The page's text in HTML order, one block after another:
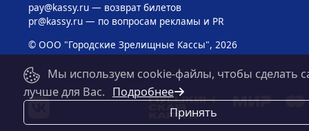
pay@kassy.ru— возврат билетов
pr@kassy.ru— по вопросам рекламы и PR
© ООО "Городские Зрелищные Кассы", 2026
Мы используем cookie-файлы, чтобы сделать
лучше для Вас. Подробнее
Принять